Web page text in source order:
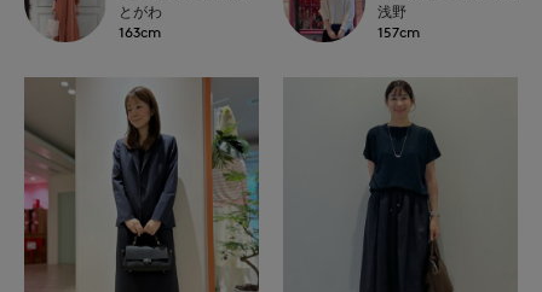
とがわ
163cm
浅野
157cm